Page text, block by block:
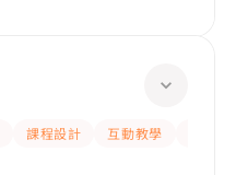
課程設計 互動教學